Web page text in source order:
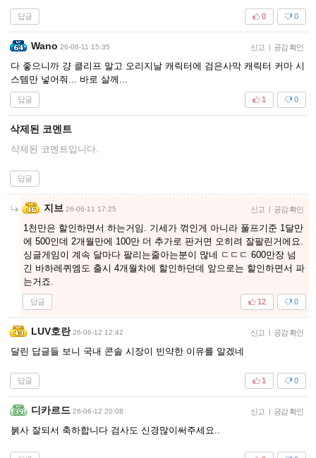
답글 0
0
Wano 26-06-11 15:35 신고 | 공감 확인
다 좋으니까 걍 클리프 말고 오리지날 캐릭터에 검은사막 캐릭터 커마 시
스템만 넣어줘... 바로 살께...
답글 0
1
삭제된 코멘트
삭제된 코멘트입니다.
답글
지브 26-06-11 17:25 신고 | 공감 확인
1천만은 할인하면서 하는거임. 기세가 꺾인게 아니라 풀프기준 1달만
에 500인데 2개월만에 100만 더 추가로 판거면 오히려 잘팔린거에요.
싱글게임이 계속 달마다 팔리는줄아는분이 많네 ㄷㄷㄷ 600만장 넘
긴 바하레퀴엠도 출시 4개월차에 할인하던데 앞으로는 할인하면서 파
는거죠.
답글 0
12
LUV호란 26-06-12 12:42 신고 | 공감 확인
달린 답글들 보니 국내 콘솔 시장이 빈약한 이유를 알겠네
답글 0
1
디카르드 26-06-12 20:08 신고 | 공감 확인
붉사 잘되서 축하합니다 검사도 신경많이써주세요..